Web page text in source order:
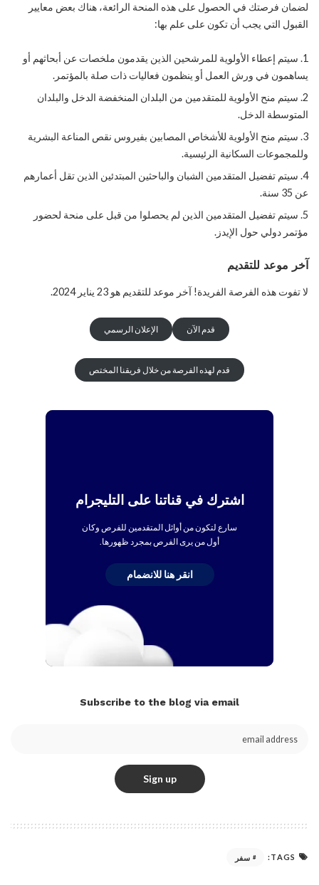
لضمان فرصتك في الحصول على هذه المنحة الرائعة، هناك بعض معايير
القبول التي يجب أن تكون على علم بها:
سيتم إعطاء الأولوية للمرشحين الذين يقدمون ملخصات عن أبحاثهم أو
يساهمون في ورش العمل أو ينظمون فعاليات ذات صلة بالمؤتمر.
سيتم منح الأولوية للمتقدمين من البلدان المنخفضة الدخل والبلدان
المتوسطة الدخل.
سيتم منح الأولوية للأشخاص المصابين بفيروس نقص المناعة البشرية
وللمجموعات السكانية الرئيسية.
سيتم تفضيل المتقدمين الشبان والباحثين المبتدئين الذين تقل أعمارهم
عن 35 سنة.
سيتم تفضيل المتقدمين الذين لم يحصلوا من قبل على منحة لحضور
مؤتمر دولي حول الإيدز.
آخر موعد للتقديم
لا تفوت هذه الفرصة الفريدة! آخر موعد للتقديم هو 23 يناير 2024.
قدم الآن الإعلان الرسمي
قدم لهذه الفرصة من خلال فريقنا المختص
اشترك في قناتنا على التليجرام
سارع لتكون من أوائل المتقدمين للفرص وكان
أول من يرى الفرص بمجرد ظهورها.
انقر هنا للانضمام
Subscribe to the blog via email
TAGS: سفر